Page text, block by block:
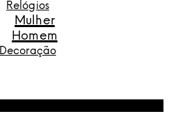
Relógios
Mulher
Homem
Decoração